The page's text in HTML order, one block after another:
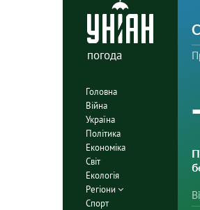
погода
Головна
Війна
Україна
Політика
Економіка
Світ
Екологія
Регіони
Спорт